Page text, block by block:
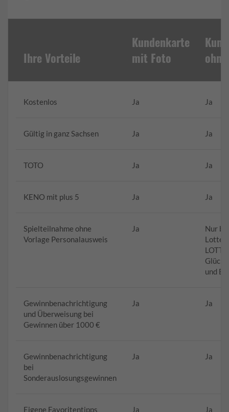
Ihre Vorteile
Kundenkarte
mit Foto
Kostenlos Ja Ja
Gültig in ganz Sachsen Ja Ja
TOTO Ja Ja
KENO mit plus 5 Ja Ja
Spielteilnahme ohne
Vorlage Personalausweis
Ja
Nur
und
Gewinnbenachrichtigung
und Überweisung bei
Gewinnen über 1000 €
Ja Ja
Gewinnbenachrichtigung
bei
Sonderauslosungsgewinnen
Ja Ja
Eigene Favoritentipps Ja Ja